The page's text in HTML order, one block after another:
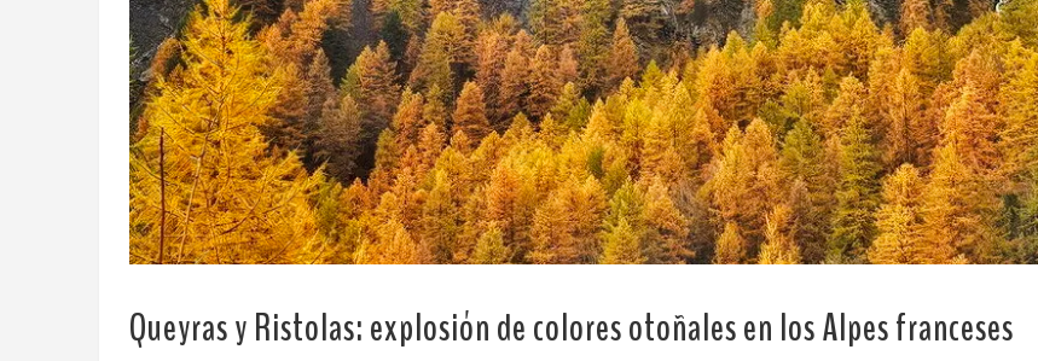
Queyras y Ristolas: explosión de colores otoñales en los Alpes franceses